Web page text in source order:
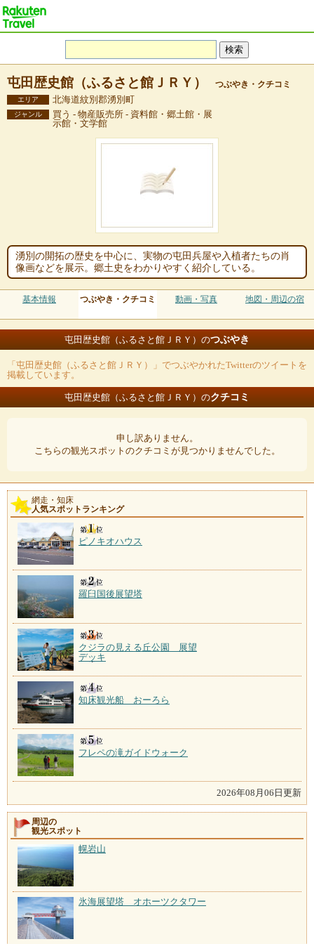
屯田歴史館（ふるさと館ＪＲＹ） つぶやき・クチコミ
エリア 北海道紋別郡湧別町
ジャンル
買う - 物産販売所 - 資料館・郷土館・展
示館・文学館
湧別の開拓の歴史を中心に、実物の屯田兵屋や入植者たちの肖
像画などを展示。郷土史をわかりやすく紹介している。
基本情報 つぶやき・クチコミ 動画・写真 地図・周辺の宿
屯田歴史館（ふるさと館ＪＲＹ）のつぶやき
「屯田歴史館（ふるさと館ＪＲＹ）」でつぶやかれたTwitterのツイートを
掲載しています。
屯田歴史館（ふるさと館ＪＲＹ）のクチコミ
申し訳ありません。
こちらの観光スポットのクチコミが見つかりませんでした。
網走・知床
人気スポットランキング
ピノキオハウス
羅臼国後展望塔
クジラの見える丘公園 展望
デッキ
知床観光船 おーろら
フレペの滝ガイドウォーク
2026年08月06日更新
周辺の
観光スポット
幌岩山
氷海展望塔 オホーツクタワー